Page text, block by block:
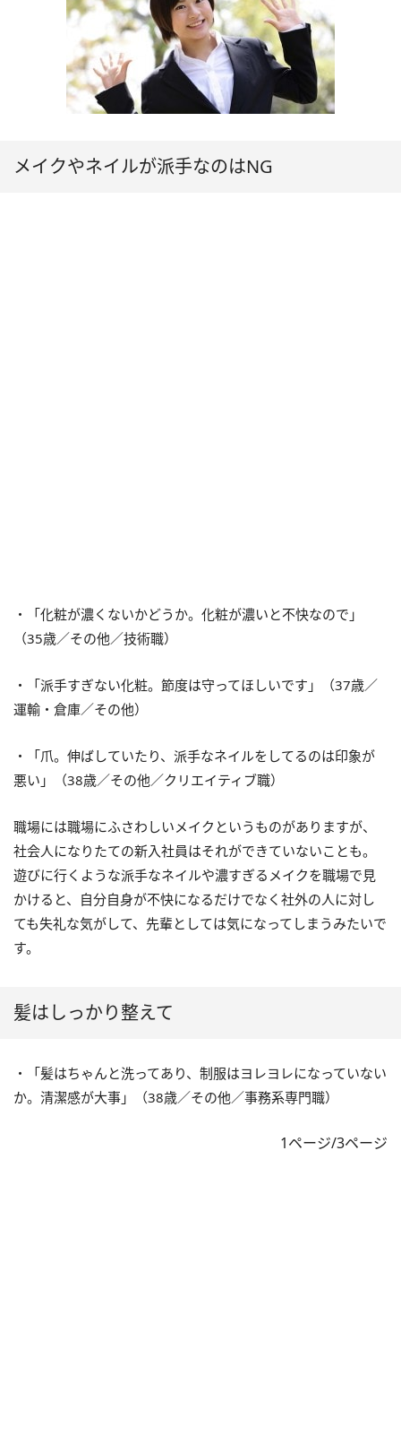
メイクやネイルが派手なのはNG
・「化粧が濃くないかどうか。化粧が濃いと不快なので」
（35歳／その他／技術職）
・「派手すぎない化粧。節度は守ってほしいです」（37歳／
運輸・倉庫／その他）
・「爪。伸ばしていたり、派手なネイルをしてるのは印象が
悪い」（38歳／その他／クリエイティブ職）
職場には職場にふさわしいメイクというものがありますが、
社会人になりたての新入社員はそれができていないことも。
遊びに行くような派手なネイルや濃すぎるメイクを職場で見
かけると、自分自身が不快になるだけでなく社外の人に対し
ても失礼な気がして、先輩としては気になってしまうみたいで
す。
髪はしっかり整えて
・「髪はちゃんと洗ってあり、制服はヨレヨレになっていない
か。清潔感が大事」（38歳／その他／事務系専門職）
1ページ/3ページ